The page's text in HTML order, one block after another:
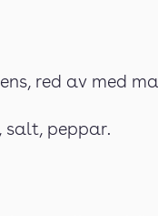
red av med
salt, peppar.